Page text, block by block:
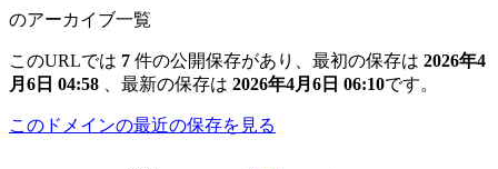
のアーカイブ一覧
このURLでは 7 件の公開保存があり、最初の保存は 2026年4
月6日 04:58
、最新の保存は 2026年4月6日 06:10です。
このドメインの最近の保存を見る